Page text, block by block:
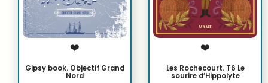
❤️
Gipsy book. Objectif Grand
Nord
❤️
Les Rochecourt. T6 Le
sourire d’Hippolyte